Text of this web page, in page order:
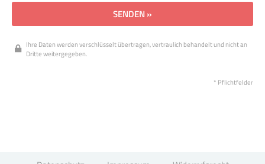
SENDEN »
Ihre Daten werden verschlüsselt übertragen, vertraulich behandelt und nicht an
Dritte weitergegeben.
* Pflichtfelder